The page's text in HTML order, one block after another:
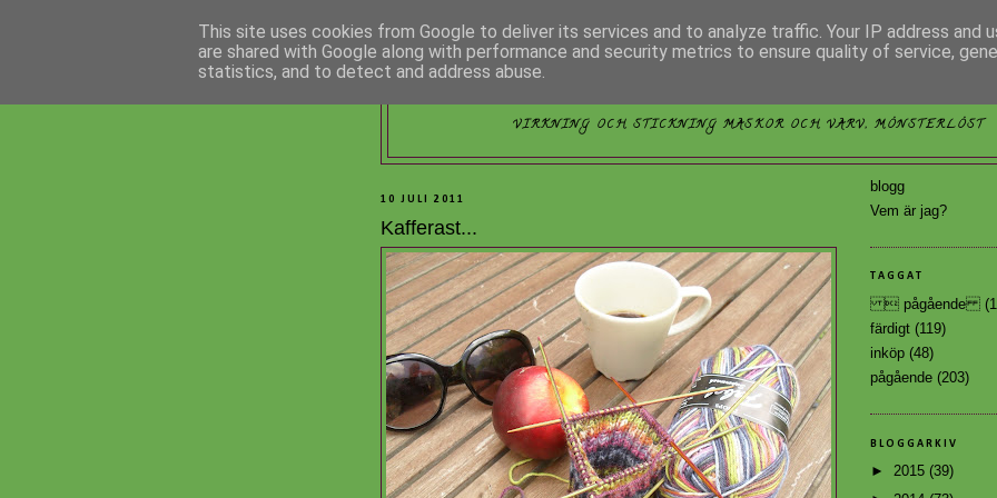
VIRKNING OCH STICKNING MASKOR OCH VARV, MÖNSTERLÖST
10 JULI 2011
Kafferast...
blogg
Vem är jag?
TAGGAT
 pågående
färdigt (119)
inköp (48)
pågående (203)
BLOGGARKIV
► 2015 (39)
This site uses cookies from Google to deliver its services and to analyze traffic. Your IP address and
are shared with Google along with performance and security metrics to ensure quality of service,
statistics, and to detect and address abuse.